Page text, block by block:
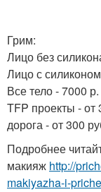
Грим:
Лицо без
Лицо с
Все тело - 7000 р.
TFP проекты - от
дорога - от 300
Подробнее
макияж http://
makiyazha-i-